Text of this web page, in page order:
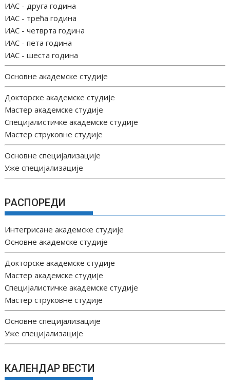
ИАС - друга година
ИАС - трећа година
ИАС - четврта година
ИАС - пета година
ИАС - шеста година
Основне академске студије
Докторске академске студије
Мастер академске студије
Специјалистичке академске студије
Мастер струковне студије
Основне специјализације
Уже специјализације
РАСПОРЕДИ
Интегрисане академске студије
Основне академске студије
Докторске академске студије
Мастер академске студије
Специјалистичке академске студије
Мастер струковне студије
Основне специјализације
Уже специјализације
КАЛЕНДАР ВЕСТИ